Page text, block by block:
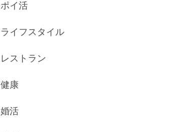
ポイ活
ライフスタイル
レストラン
健康
婚活